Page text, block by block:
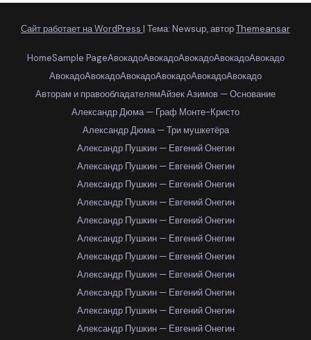
Сайт работает на WordPress | Тема: Newsup, авторThemeansar
HomeSample PageАвокадоАвокадоАвокадоАвокадоАвокадо
АвокадоАвокадоАвокадоАвокадоАвокадоАвокадо
Авторам и правообладателямАйзек Азимов — Основание
Александр Дюма — Граф Монте-Кристо
Александр Дюма — Три мушкетёра
Александр Пушкин — Евгений Онегин
Александр Пушкин — Евгений Онегин
Александр Пушкин — Евгений Онегин
Александр Пушкин — Евгений Онегин
Александр Пушкин — Евгений Онегин
Александр Пушкин — Евгений Онегин
Александр Пушкин — Евгений Онегин
Александр Пушкин — Евгений Онегин
Александр Пушкин — Евгений Онегин
Александр Пушкин — Евгений Онегин
Александр Пушкин — Евгений Онегин